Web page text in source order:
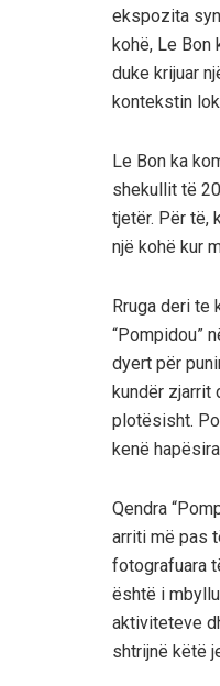
ekspozita
kohë, Le Bon
duke krijuar
kontekstin
Le Bon ka
shekullit të
tjetër. Për të,
një kohë kur
Rruga deri te
“Pompidou”
dyert për
kundër zjarrit
plotësisht.
kenë
Qendra
arriti më pas
fotografuara
është i
aktiviteteve
shtrijnë këtë